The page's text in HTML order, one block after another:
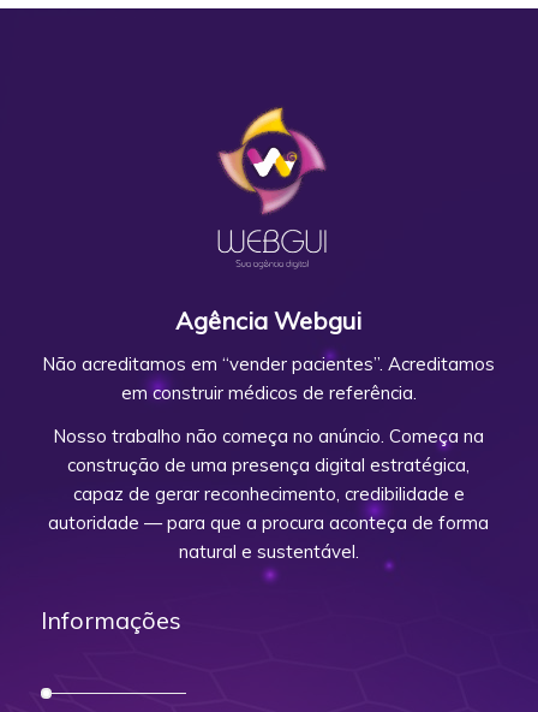
Agência Webgui
Não acreditamos em “vender pacientes”. Acreditamos
em construir médicos de referência.
Nosso trabalho não começa no anúncio. Começa na
construção de uma presença digital estratégica,
capaz de gerar reconhecimento, credibilidade e
autoridade — para que a procura aconteça de forma
natural e sustentável.
Informações